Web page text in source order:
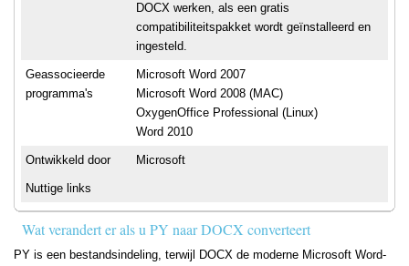
DOCX werken, als een gratis
compatibiliteitspakket wordt geïnstalleerd en
ingesteld.
Geassocieerde
programma's
Microsoft Word 2007
Microsoft Word 2008 (MAC)
OxygenOffice Professional (Linux)
Word 2010
Ontwikkeld door Microsoft
Nuttige links
Wat verandert er als u PY naar DOCX converteert
PY is een bestandsindeling, terwijl DOCX de moderne Microsoft Word-